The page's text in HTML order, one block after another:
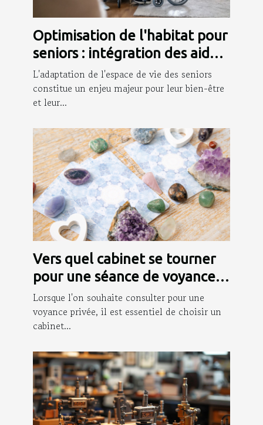
Optimisation de l'habitat pour
seniors : intégration des aides
à la mobilité
L'adaptation de l'espace de vie des seniors
constitue un enjeu majeur pour leur bien-être
et leur...
Vers quel cabinet se tourner
pour une séance de voyance
privée ?
Lorsque l'on souhaite consulter pour une
voyance privée, il est essentiel de choisir un
cabinet...